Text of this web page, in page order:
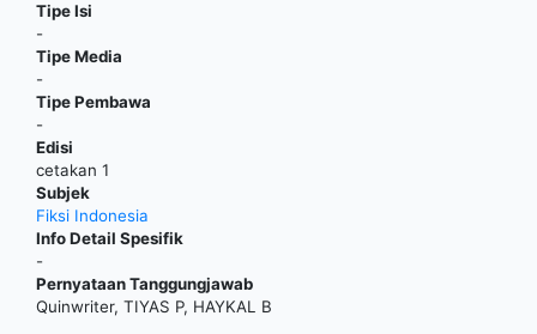
Tipe Isi
-
Tipe Media
-
Tipe Pembawa
-
Edisi
cetakan 1
Subjek
Fiksi Indonesia
Info Detail Spesifik
-
Pernyataan Tanggungjawab
Quinwriter, TIYAS P, HAYKAL B